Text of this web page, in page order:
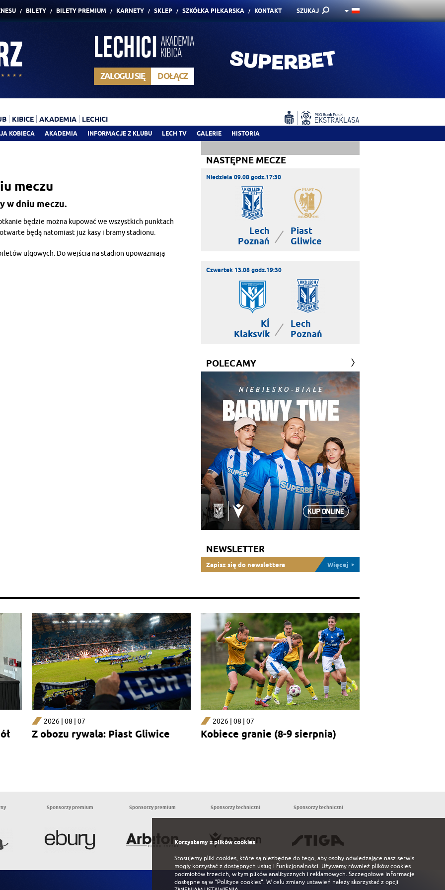
BILETY BILETY PREMIUM KARNETY SKLEP SZKÓŁKA PIŁKARSKA KONTAKT SZUKAJ
ZALOGUJ SIĘ DOŁĄCZ
KOBIECA AKADEMIA INFORMACJE Z KLUBU LECH TV GALERIE HISTORIA
KIBICE AKADEMIA LECHICI
meczu
w dniu meczu.
będzie można kupować we wszystkich punktach
będą natomiast już kasy i bramy stadionu.
ulgowych. Do wejścia na stadion upoważniają
NASTĘPNE MECZE
Niedziela 09.08 godz.17:30
Lech
Poznań
|
Piast
Gliwice
Czwartek 13.08 godz.19:30
KÍ
Klaksvík
|
Lech
Poznań
POLECAMY
NEWSLETTER
Zapisz się do newslettera Więcej
2026 | 08 | 07
Z obozu rywala: Piast Gliwice
2026 | 08 | 07
Kobiece granie (8-9 sierpnia)
Sponsorzy premium Sponsorzy premium Sponsorzy techniczni Sponsorzy techniczni
Korzystamy z plików cookies
Stosujemy pliki cookies, które są niezbędne do tego, aby osoby odwiedzające nasz serwis
mogły korzystać z dostępnych usług i funkcjonalności. Używamy również plików cookies
podmiotów trzecich, w tym plików analitycznych i reklamowych. Szczegołowe informacje
dostępne są w"Polityce cookies". W celu zmiany ustawień należy skorzystać z opcji